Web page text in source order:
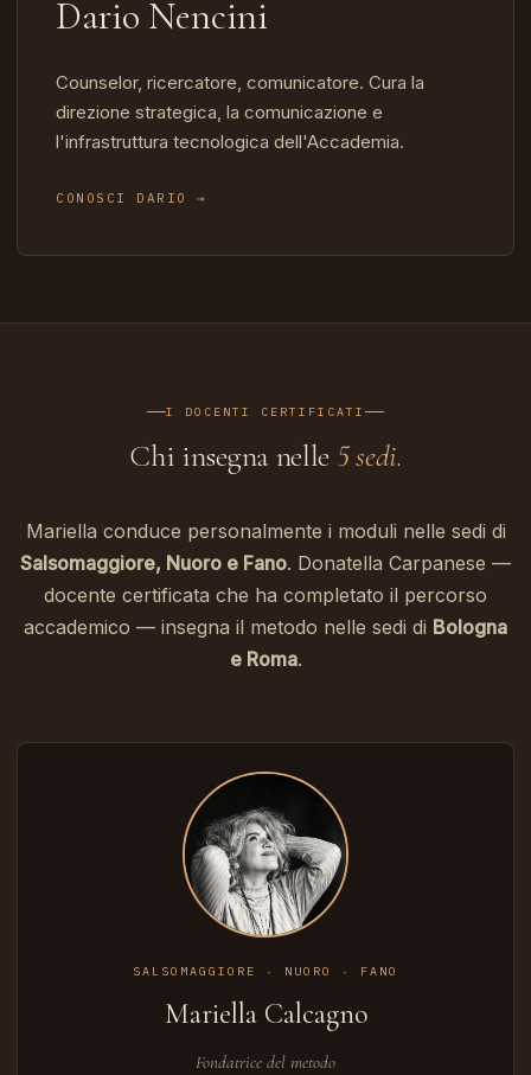
Dario Nencini
Counselor, ricercatore, comunicatore. Cura la
direzione strategica, la comunicazione e
l'infrastruttura tecnologica dell'Accademia.
CONOSCI DARIO →
I DOCENTI CERTIFICATI
Chi insegna nelle 5 sedi.
Mariella conduce personalmente i moduli nelle sedi di
Salsomaggiore, Nuoro e Fano. Donatella Carpanese —
docente certificata che ha completato il percorso
accademico — insegna il metodo nelle sedi di Bologna
e Roma.
SALSOMAGGIORE · NUORO · FANO
Mariella Calcagno
Fondatrice del metodo